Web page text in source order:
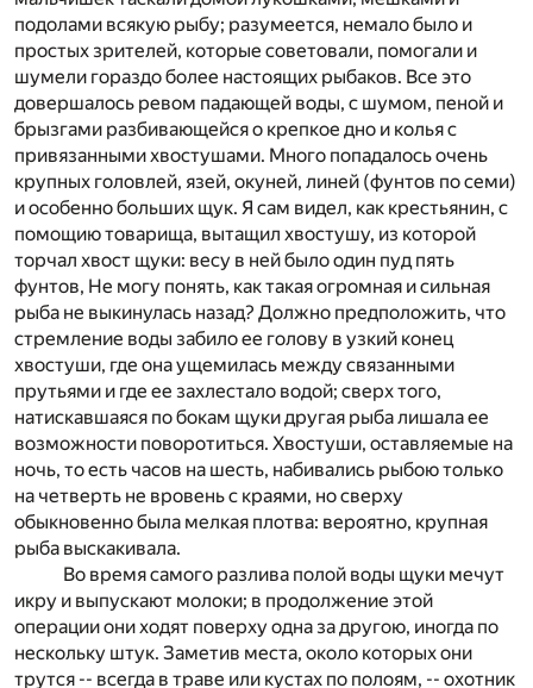
подолами всякую рыбу; разумеется, немало было и
простых зрителей, которые советовали, помогали и
шумели гораздо более настоящих рыбаков. Все это
довершалось ревом падающей воды, с шумом, пеной и
брызгами разбивающейся о крепкое дно и колья с
привязанными хвостушами. Много попадалось очень
крупных головлей, язей, окуней, линей (фунтов по семи)
и особенно больших щук. Я сам видел, как крестьянин, с
помощию товарища, вытащил хвостушу, из которой
торчал хвост щуки: весу в ней было один пуд пять
фунтов, Не могу понять, как такая огромная и сильная
рыба не выкинулась назад? Должно предположить, что
стремление воды забило ее голову в узкий конец
хвостуши, где она ущемилась между связанными
прутьями и где ее захлестало водой; сверх того,
натискавшаяся по бокам щуки другая рыба лишала ее
возможности поворотиться. Хвостуши, оставляемые на
ночь, то есть часов на шесть, набивались рыбою только
на четверть не вровень с краями, но сверху
обыкновенно была мелкая плотва: вероятно, крупная
рыба выскакивала.
Во время самого разлива полой воды щуки мечут
икру и выпускают молоки; в продолжение этой
операции они ходят поверху одна за другою, иногда по
нескольку штук. Заметив места, около которых они
трутся -- всегда в траве или кустах по полоям, -- охотник